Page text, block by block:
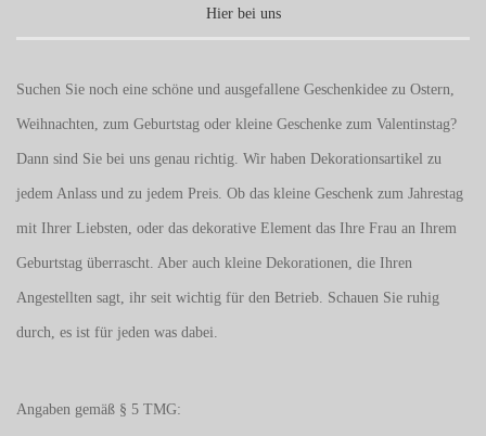
Hier bei uns
Suchen Sie noch eine schöne und ausgefallene Geschenkidee zu Ostern,
Weihnachten, zum Geburtstag oder kleine Geschenke zum Valentinstag?
Dann sind Sie bei uns genau richtig. Wir haben Dekorationsartikel zu
jedem Anlass und zu jedem Preis. Ob das kleine Geschenk zum Jahrestag
mit Ihrer Liebsten, oder das dekorative Element das Ihre Frau an Ihrem
Geburtstag überrascht. Aber auch kleine Dekorationen, die Ihren
Angestellten sagt, ihr seit wichtig für den Betrieb. Schauen Sie ruhig
durch, es ist für jeden was dabei.
Angaben gemäß § 5 TMG: